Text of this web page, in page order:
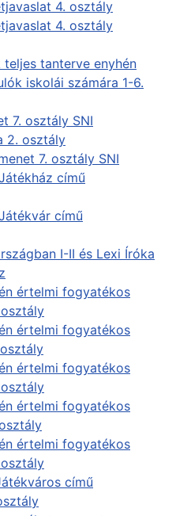
4. osztály
4. osztály
tanterve enyhén
iskolái számára 1-6.
7. osztály SNI
2. osztály
7. osztály SNI
című
című
I-II és Lexi Íróka
értelmi fogyatékos
értelmi fogyatékos
értelmi fogyatékos
értelmi fogyatékos
értelmi fogyatékos
című